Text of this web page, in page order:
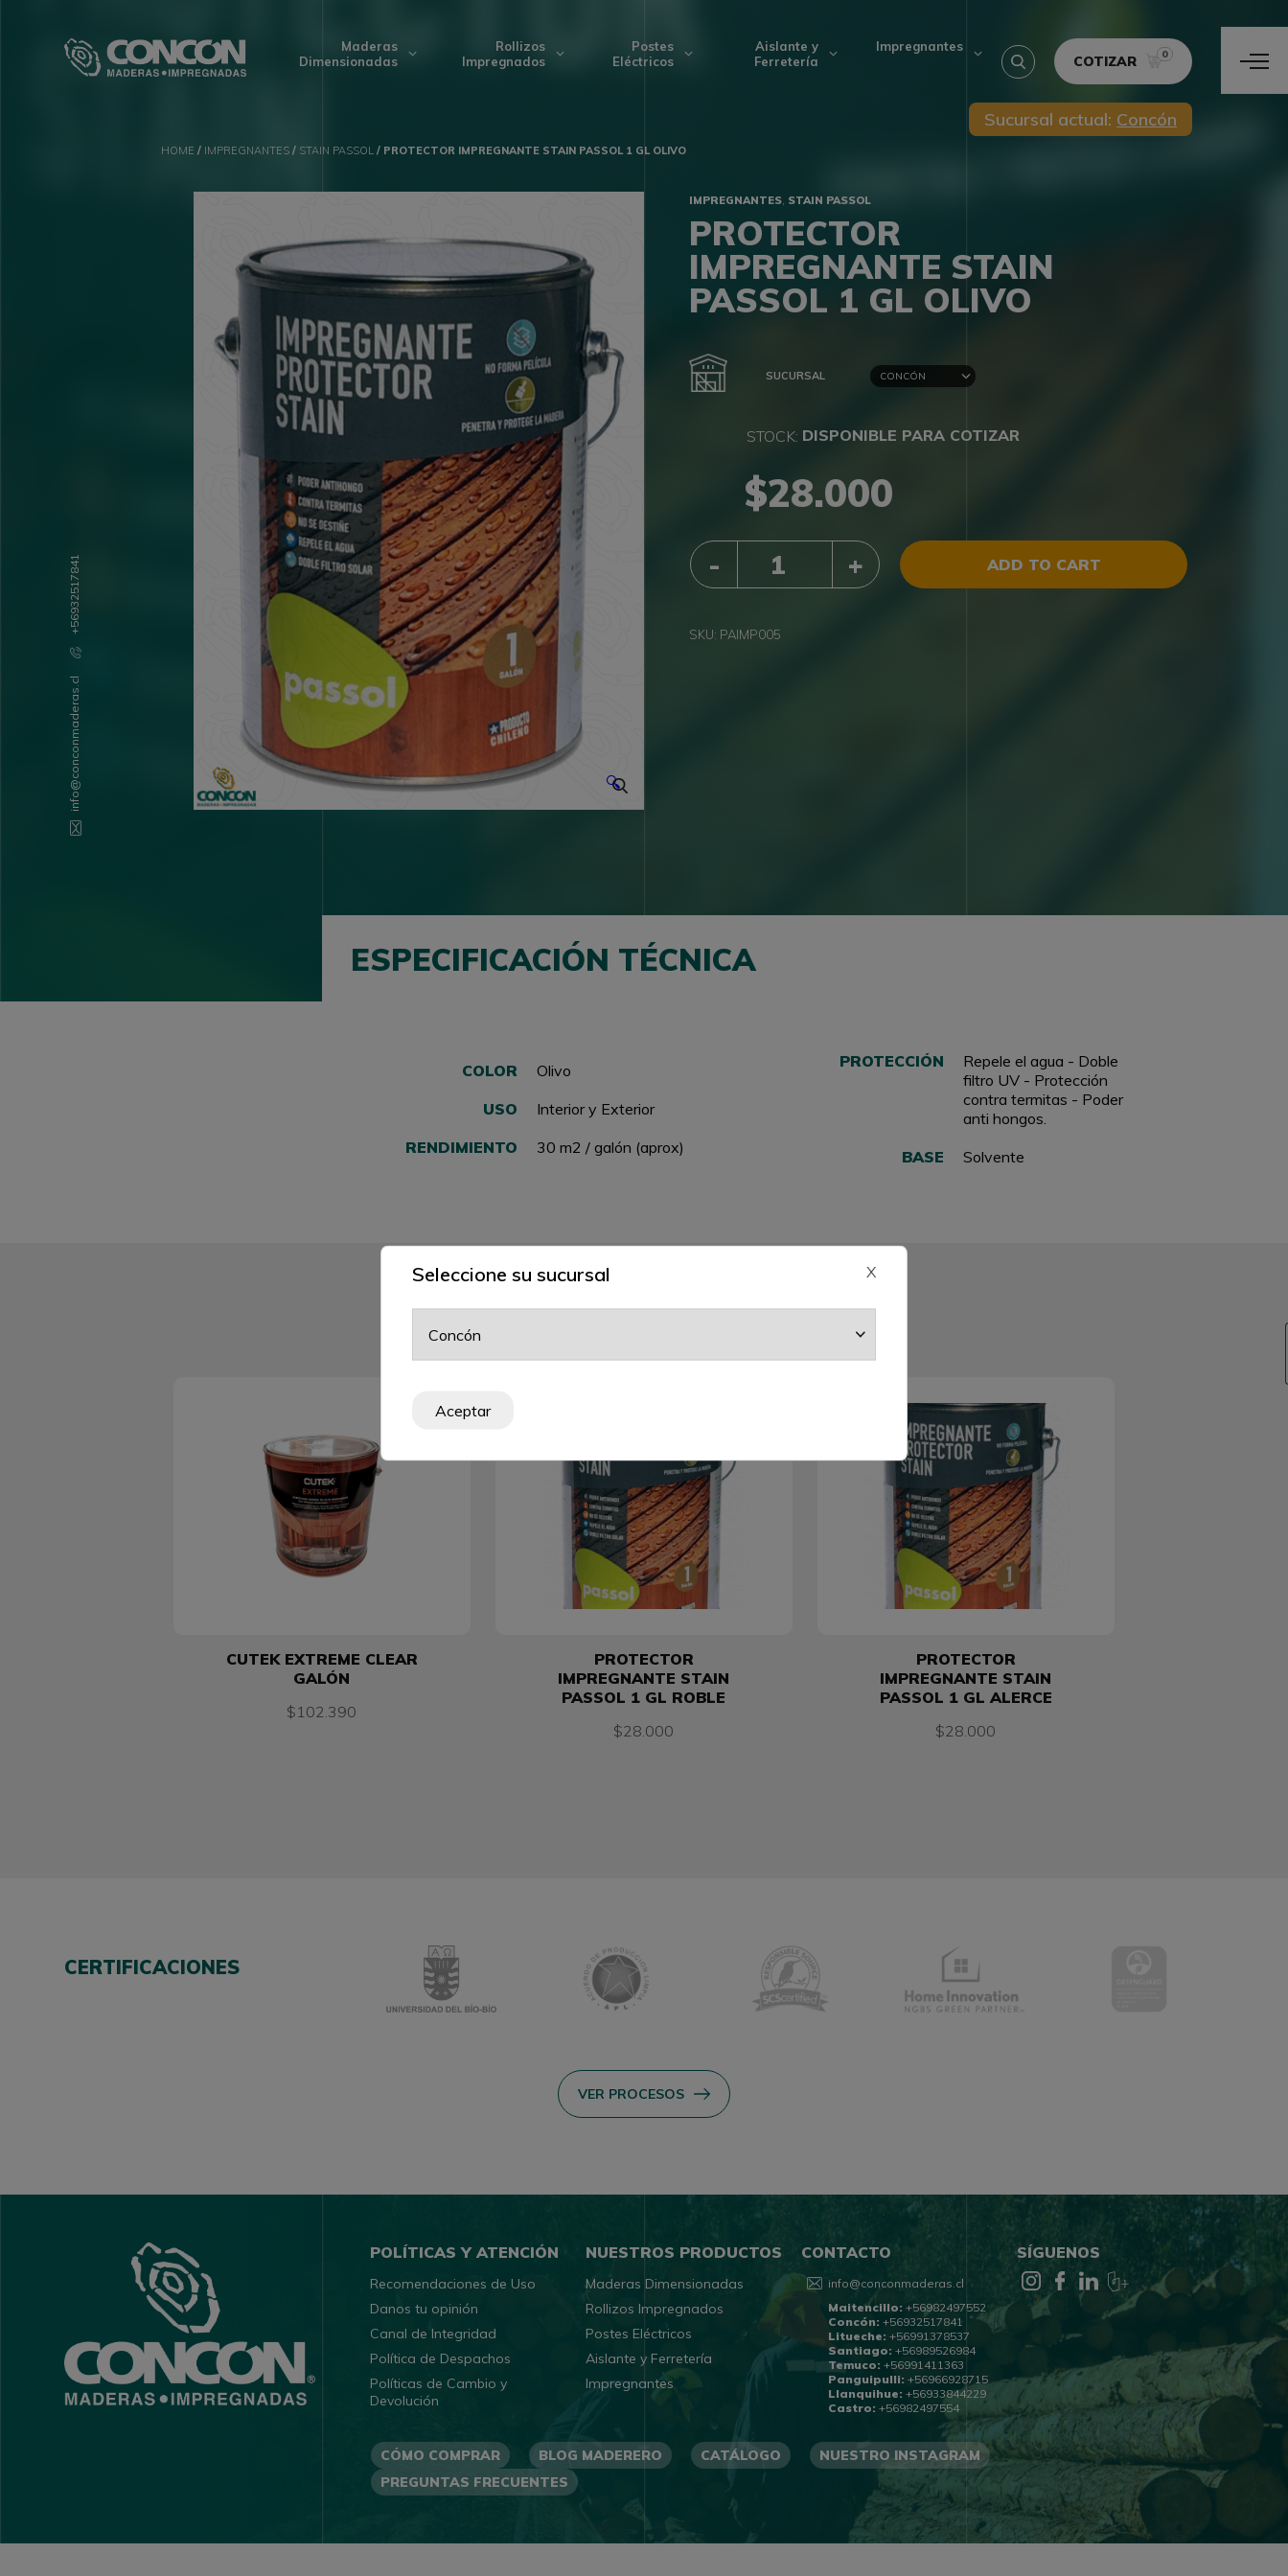
Seleccione su sucursal X
Aceptar
COTIZAR 0
Maderas
Dimensionadas
Rollizos
Impregnados
Postes
Eléctricos
Aislante y
Ferretería
Impregnantes
Sucursal actual: Concón
HOME / IMPREGNANTES / STAIN PASSOL / PROTECTOR IMPREGNANTE STAIN PASSOL 1 GL OLIVO
🔍
IMPREGNANTES STAIN PASSOL
PROTECTOR
IMPREGNANTE STAIN
PASSOL 1 GL OLIVO
SUCURSAL
DISPONIBLE PARA COTIZAR
$28.000
ADD TO CART
SKU: PAIMP005
info@conconmaderas.cl
+56932517841
ESPECIFICACIÓN TÉCNICA
COLOR
Olivo
USO
Interior y Exterior
RENDIMIENTO
30 m2 / galón (aprox)
PROTECCIÓN
Repele el agua - Doble
filtro UV - Protección
contra termitas - Poder
anti hongos.
BASE
Solvente
RELATED PRODUCTS
CUTEK EXTREME CLEAR
GALÓN
$102.390
PROTECTOR
IMPREGNANTE STAIN
PASSOL 1 GL ROBLE
$28.000
PROTECTOR
IMPREGNANTE STAIN
PASSOL 1 GL ALERCE
$28.000
CERTIFICACIONES
VER PROCESOS
POLÍTICAS Y ATENCIÓN
Recomendaciones de Uso
Danos tu opinión
Canal de Integridad
Política de Despachos
Políticas de Cambio y
Devolución
NUESTROS PRODUCTOS
Maderas Dimensionadas
Rollizos Impregnados
Postes Eléctricos
Aislante y Ferretería
Impregnantes
CONTACTO
info@conconmaderas.cl
Maitencillo: +56982497552
Concón: +56932517841
Litueche: +56991378537
Santiago: +56989526984
Temuco: +56991411363
Panguipulli: +56966928715
Llanquihue: +56933844229
Castro: +56982497554
SÍGUENOS
CÓMO COMPRAR BLOG MADERERO CATÁLOGO
NUESTRO INSTAGRAM
PREGUNTAS FRECUENTES